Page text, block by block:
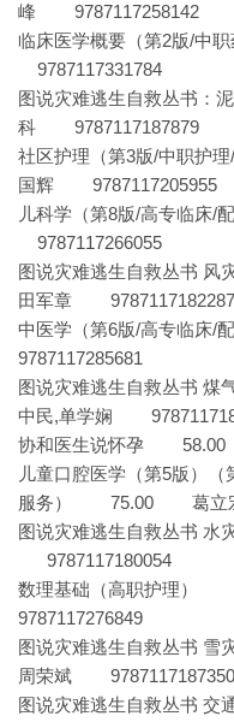
峰 9787117258142
临床医学概要（第2版/
9787117331784
图说灾难逃生自救丛书
科 9787117187879
社区护理（第3版/中职
国辉 9787117205955
儿科学（第8版/高专
9787117266055
图说灾难逃生自救丛书
田军章 9787117182287
中医学（第6版/高专
9787117285681
图说灾难逃生自救丛书
中民,单学娴
协和医生说怀孕
儿童口腔医学（第5版）
服务） 75.00 葛立
图说灾难逃生自救丛书
9787117180054
数理基础（高职护理
9787117276849
图说灾难逃生自救丛书
周荣斌 9787117187350
图说灾难逃生自救丛书